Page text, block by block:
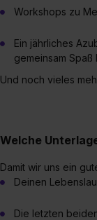
Workshops zu
Ein jährliches
gemeinsam
Und noch vieles
Welche
Damit wir uns ein
Deinen
Die letzten